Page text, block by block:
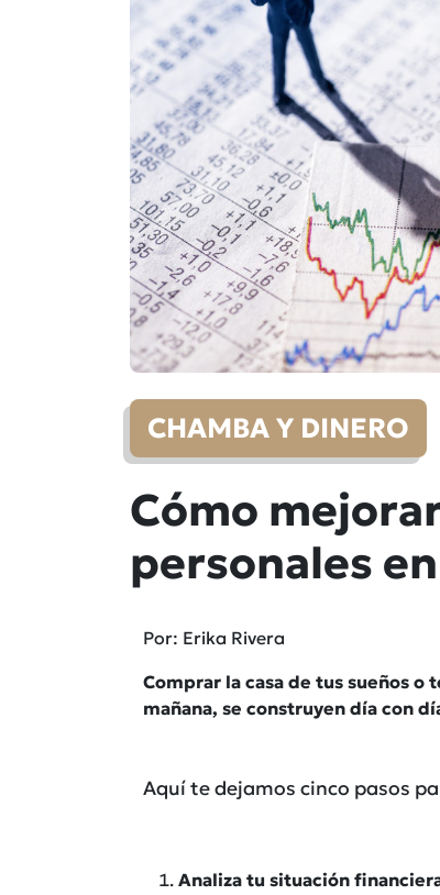
CHAMBA Y DINERO
Cómo
personales
Por: Erika Rivera
Comprar la casa de tus sueños o
mañana, se construyen día con
Aquí te dejamos cinco pasos
Analiza tu situación